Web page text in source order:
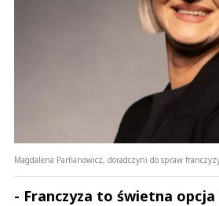
Magdalena Parfianowicz, doradczyni do spraw
- Franczyza to świetna